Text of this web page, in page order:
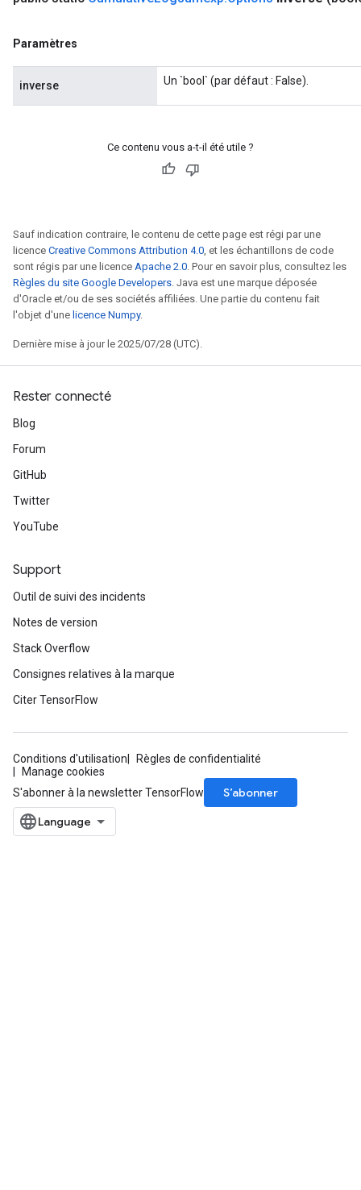
Paramètres
inverse Un `bool` (par défaut : False).
Ce contenu vous a-t-il été utile ?
Sauf indication contraire, le contenu de cette page est régi par une
licence Creative Commons Attribution 4.0, et les échantillons de code
sont régis par une licence Apache 2.0. Pour en savoir plus, consultez les
Règles du site Google Developers. Java est une marque déposée
d'Oracle et/ou de ses sociétés affiliées. Une partie du contenu fait
l'objet d'une licence Numpy.
Dernière mise à jour le 2025/07/28 (UTC).
Rester connecté
Blog
Forum
GitHub
Twitter
YouTube
Support
Outil de suivi des incidents
Notes de version
Stack Overflow
Consignes relatives à la marque
Citer TensorFlow
Conditions d'utilisation
Règles de confidentialité
Manage cookies
S'abonner à la newsletter TensorFlow
S’abonner